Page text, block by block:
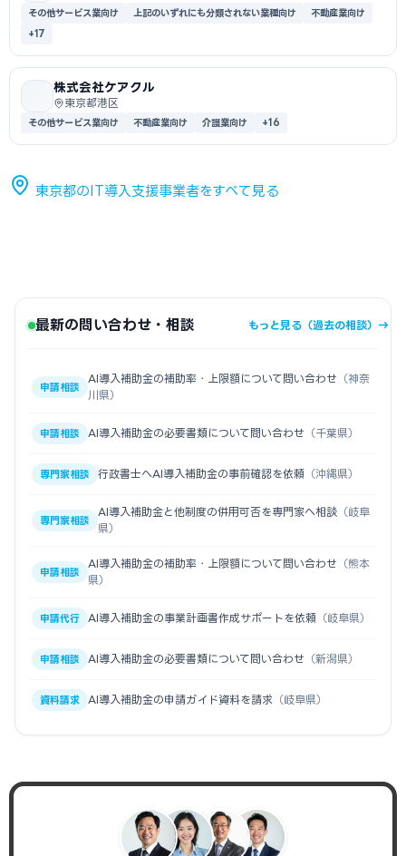
その他サービス業向け 上記のいずれにも分類されない業種向け
不動産業向け
+17
株式会社ケアクル
東京都港区
その他サービス業向け 不動産業向け 介護業向け +16
東京都のIT導入支援事業者をすべて見る
最新の問い合わせ・相談 もっと見る（過去の相談）→
申請相談
AI導入補助金の補助率・上限額について問い合わせ （神奈
川県）
申請相談 AI導入補助金の必要書類について問い合わせ （千葉県）
専門家相談 行政書士へAI導入補助金の事前確認を依頼 （沖縄県）
専門家相談
AI導入補助金と他制度の併用可否を専門家へ相談 （岐阜
県）
申請相談
AI導入補助金の補助率・上限額について問い合わせ （熊本
県）
申請代行 AI導入補助金の事業計画書作成サポートを依頼 （岐阜県）
申請相談 AI導入補助金の必要書類について問い合わせ （新潟県）
資料請求 AI導入補助金の申請ガイド資料を請求 （岐阜県）